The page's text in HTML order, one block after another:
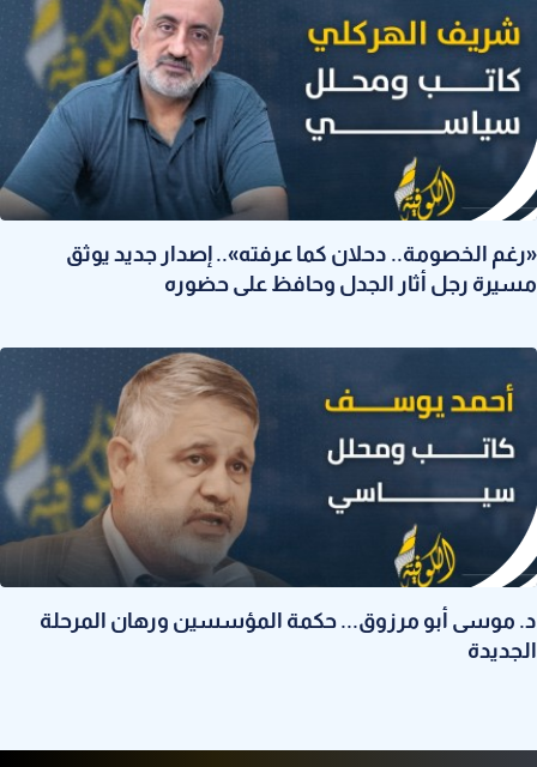
«رغم الخصومة.. دحلان كما عرفته».. إصدار جديد يوثق
مسيرة رجل أثار الجدل وحافظ على حضوره
د. موسى أبو مرزوق... حكمة المؤسسين ورهان المرحلة
الجديدة